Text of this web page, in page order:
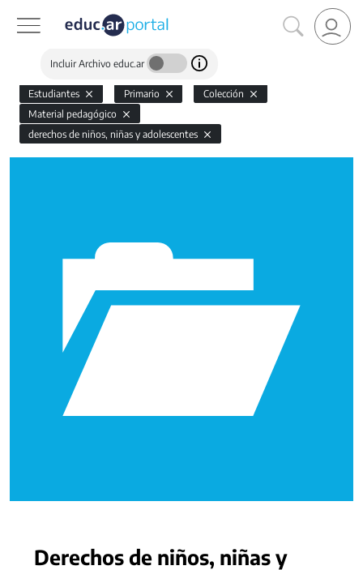
Incluir Archivo educ.ar
Estudiantes Primario
Colección
Material pedagógico
derechos de niños, niñas y adolescentes
Derechos de niños, niñas y